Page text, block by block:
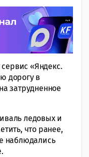
«Яндекс.
дорогу в
затрудненное
ледовых и
что ранее,
наблюдались